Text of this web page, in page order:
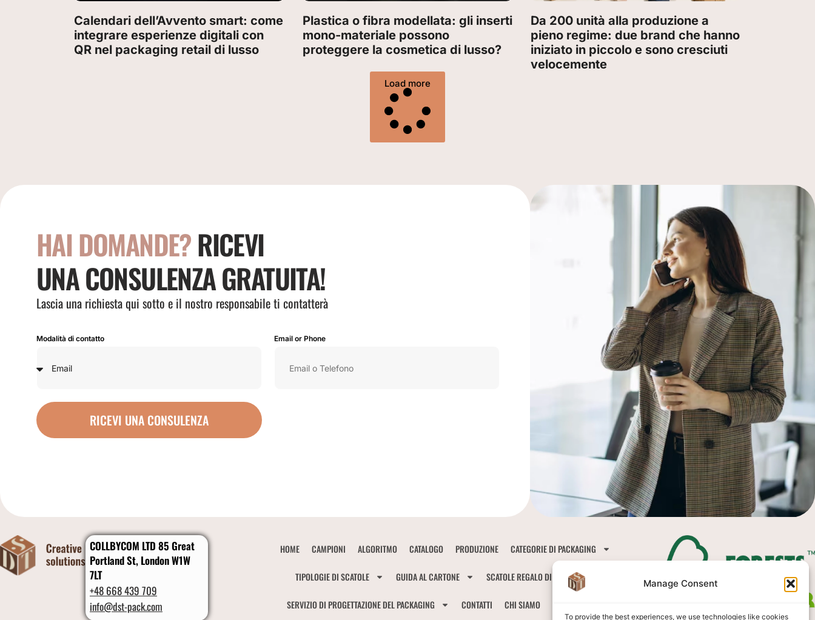
Manage Consent
To provide the best experiences, we use technologies like cookies
Calendari dell’Avvento smart: come
integrare esperienze digitali con
QR nel packaging retail di lusso
Plastica o fibra modellata: gli inserti
mono-materiale possono
proteggere la cosmetica di lusso?
Da 200 unità alla produzione a
pieno regime: due brand che hanno
iniziato in piccolo e sono cresciuti
velocemente
Load more
HAI DOMANDE?RICEVI
UNA CONSULENZA GRATUITA!
Lascia una richiesta qui sotto e il nostro responsabile ti contatterà
Modalità di contatto Email or Phone
RICEVI UNA CONSULENZA
COLLBYCOM LTD 85 Great
Portland St, London W1W
7LT
+48 668 439 709
info@dst-pack.com
HOME CAMPIONI ALGORITMO CATALOGO PRODUZIONE CATEGORIE DI PACKAGING
TIPOLOGIE DI SCATOLE GUIDA AL CARTONE SCATOLE REGALO DI CIOCCOLATINI
SERVIZIO DI PROGETTAZIONE DEL PACKAGING CONTATTI CHI SIAMO